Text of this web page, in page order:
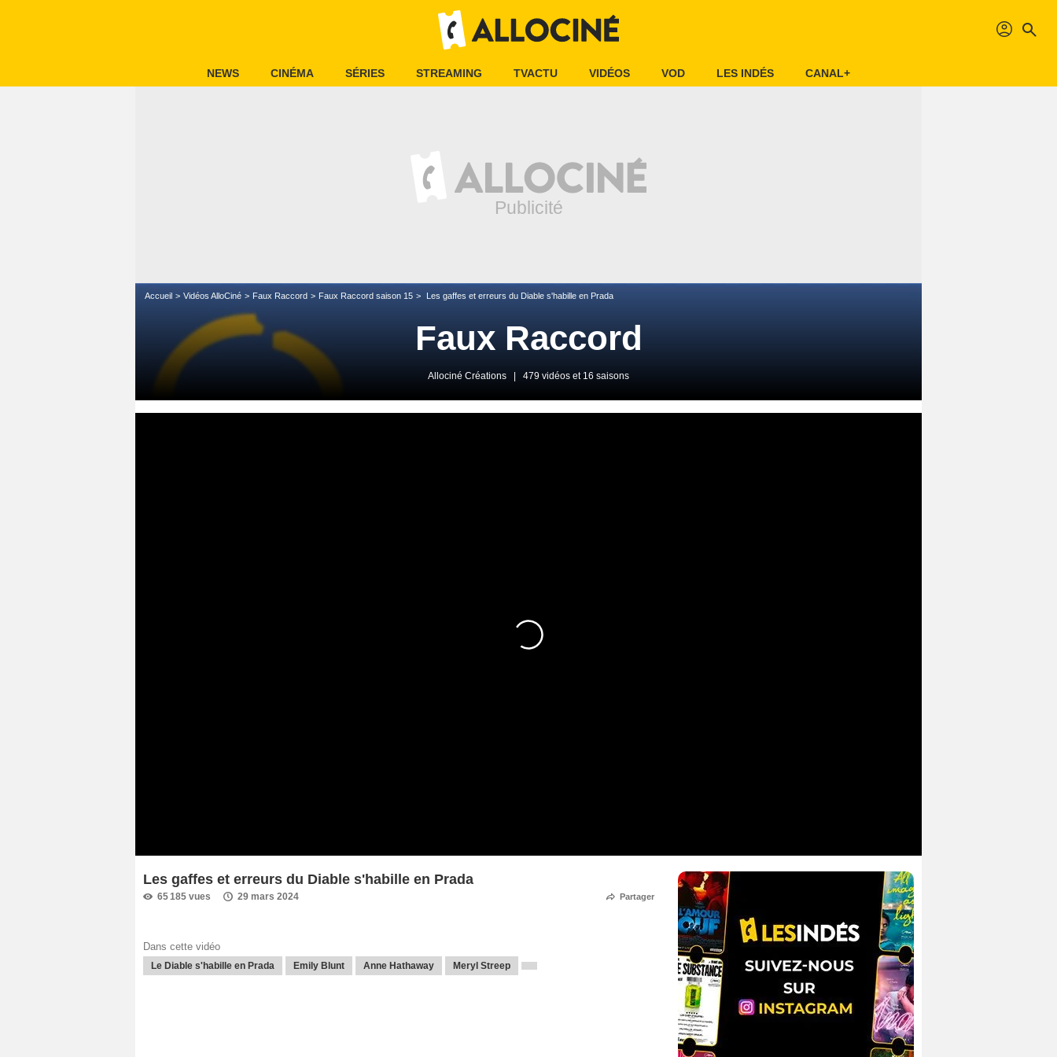
profil search
NEWS CINÉMA SÉRIES STREAMING TVACTU VIDÉOS VOD LES INDÉS CANAL+
Accueil Vidéos AlloCiné Faux Raccord Faux Raccord saison 15 Les gaffes et erreurs du Diable s'habille en Prada
Faux Raccord
Allociné Créations 479 vidéos et 16 saisons
Les gaffes et erreurs du Diable s'habille en Prada
65 185 vues 29 mars 2024 Partager
Dans cette vidéo
Le Diable s'habille en Prada Emily Blunt Anne Hathaway Meryl Streep